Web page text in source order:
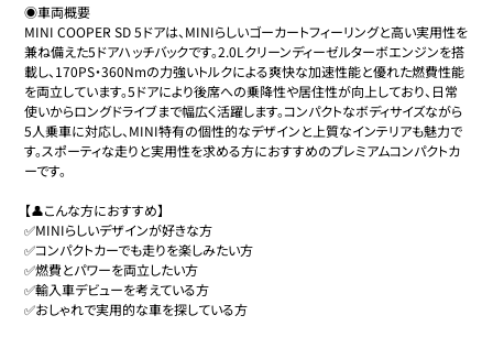
◉車両概要
MINI COOPER SD 5ドアは、MINIらしいゴーカートフィーリングと高い実用性を
兼ね備えた5ドアハッチバックです。2.0Lクリーンディーゼルターボエンジンを搭
載し、170PS・360Nmの力強いトルクによる爽快な加速性能と優れた燃費性能
を両立しています。5ドアにより後席への乗降性や居住性が向上しており、日常
使いからロングドライブまで幅広く活躍します。コンパクトなボディサイズながら
5人乗車に対応し、MINI特有の個性的なデザインと上質なインテリアも魅力で
す。スポーティな走りと実用性を求める方におすすめのプレミアムコンパクトカ
ーです。
【👤こんな方におすすめ】
✅MINIらしいデザインが好きな方
✅コンパクトカーでも走りを楽しみたい方
✅燃費とパワーを両立したい方
✅輸入車デビューを考えている方
✅おしゃれで実用的な車を探している方